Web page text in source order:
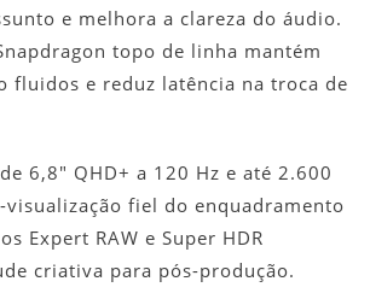
e melhora a clareza do áudio.
topo de linha mantém
fluidos e reduz latência na troca de
de 6,8″ QHD+ a 120 Hz e até 2.600
fiel do enquadramento
Expert RAW e Super HDR
criativa para pós-produção.